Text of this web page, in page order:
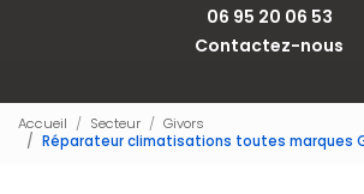
06 95 20 06 53
Contactez-nous
Accueil Secteur
Givors
Réparateur climatisations toutes marques